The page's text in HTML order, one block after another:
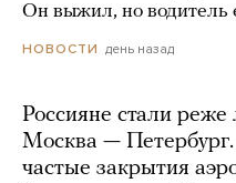
Он выжил, но водитель
НОВОСТИ день назад
Россияне стали
Москва —
частые закрытия